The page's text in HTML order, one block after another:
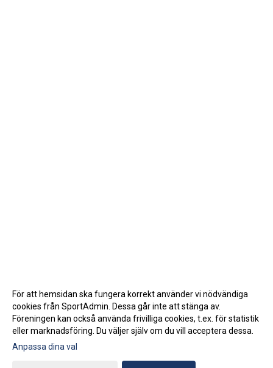
Gå till Webbversion
För att hemsidan ska fungera korrekt använder vi nödvändiga
cookies från SportAdmin. Dessa går inte att stänga av.
Föreningen kan också använda frivilliga cookies, t.ex. för statistik
eller marknadsföring. Du väljer själv om du vill acceptera dessa.
Anpassa dina val